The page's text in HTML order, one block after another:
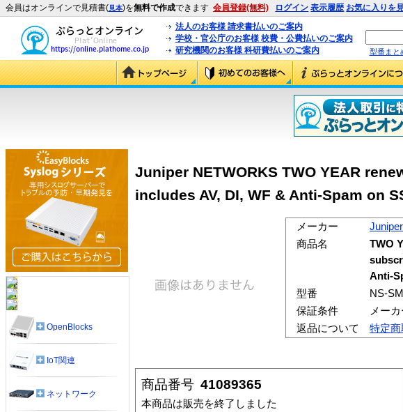
会員はオンラインで見積書(見本)を無料で作成できます 会員登録(無料) ログイン 表示履歴 お気に入りを
法人のお客様 請求書払いのご案内
学校・官公庁のお客様 校費・公費払いのご案内
研究機関のお客様 科研費払いのご案内
型番まと
Juniper NETWORKS TWO YEAR
includes AV, DI, WF & Anti-Spam on
メーカー
商品名
TWO
Anti-
型番
NS-
保証条件
メー
返品について
特定
商品番号 41089365
本商品は販売を終了しました
OpenBlocks
IoT関連
ネットワーク